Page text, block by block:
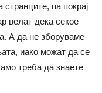
странците, па покрај
велат дека секое
А да не зборуваме
иако можат да се
треба да знаете